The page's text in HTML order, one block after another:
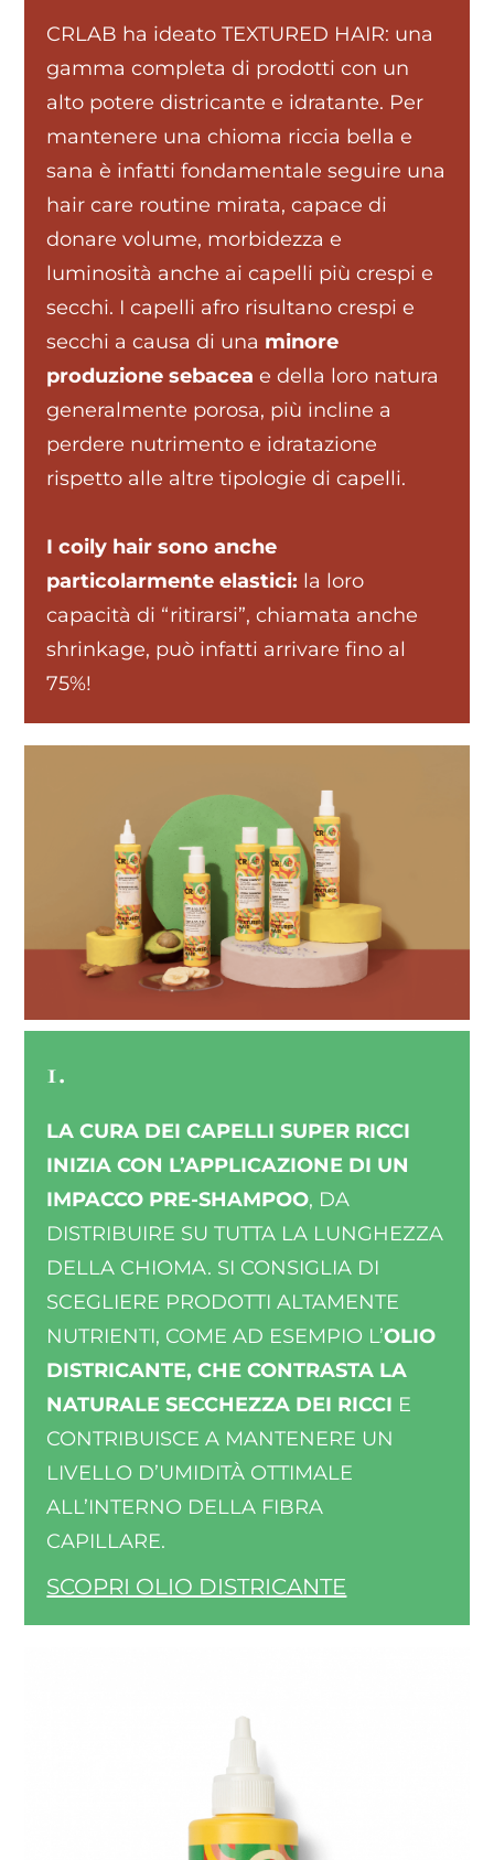
CRLAB ha ideato TEXTURED HAIR: una
gamma completa di prodotti con un
alto potere districante e idratante. Per
mantenere una chioma riccia bella e
sana è infatti fondamentale seguire una
hair care routine mirata, capace di
donare volume, morbidezza e
luminosità anche ai capelli più crespi e
secchi. I capelli afro risultano crespi e
secchi a causa di una minore
produzione sebacea e della loro natura
generalmente porosa, più incline a
perdere nutrimento e idratazione
rispetto alle altre tipologie di capelli.
I coily hair sono anche
particolarmente elastici: la loro
capacità di “ritirarsi”, chiamata anche
shrinkage, può infatti arrivare fino al
75%!
1.
LA CURA DEI CAPELLI SUPER RICCI
INIZIA CON L’APPLICAZIONE DI UN
IMPACCO PRE-SHAMPOO, DA
DISTRIBUIRE SU TUTTA LA LUNGHEZZA
DELLA CHIOMA. SI CONSIGLIA DI
SCEGLIERE PRODOTTI ALTAMENTE
NUTRIENTI, COME AD ESEMPIO L’OLIO
DISTRICANTE, CHE CONTRASTA LA
NATURALE SECCHEZZA DEI RICCI E
CONTRIBUISCE A MANTENERE UN
LIVELLO D’UMIDITÀ OTTIMALE
ALL’INTERNO DELLA FIBRA
CAPILLARE.
SCOPRI OLIO DISTRICANTE